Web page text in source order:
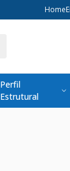
Home
Perfil
Estrutural